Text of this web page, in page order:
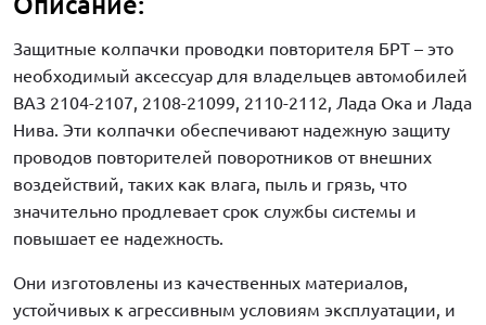
Защитные колпачки проводки повторителя БРТ – это
необходимый аксессуар для владельцев автомобилей
ВАЗ 2104-2107, 2108-21099, 2110-2112, Лада Ока и Лада
Нива. Эти колпачки обеспечивают надежную защиту
проводов повторителей поворотников от внешних
воздействий, таких как влага, пыль и грязь, что
значительно продлевает срок службы системы и
повышает ее надежность.
Они изготовлены из качественных материалов,
устойчивых к агрессивным условиям эксплуатации, и